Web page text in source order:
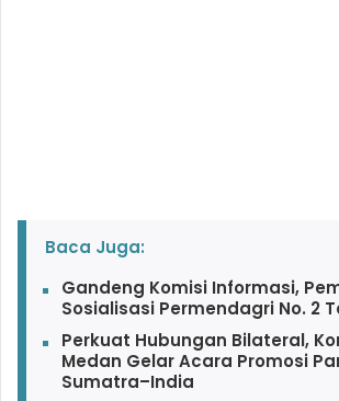
Baca Juga:
Gandeng Komisi Informasi,
Sosialisasi Permendagri No. 2
Perkuat Hubungan Bilateral,
Medan Gelar Acara Promosi
Sumatra–India